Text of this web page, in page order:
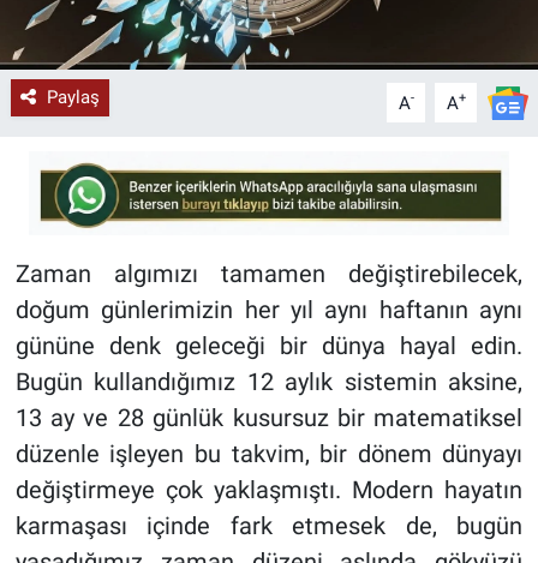
Paylaş A- A+
Zaman algımızı tamamen değiştirebilecek,
doğum günlerimizin her yıl aynı haftanın aynı
gününe denk geleceği bir dünya hayal edin.
Bugün kullandığımız 12 aylık sistemin aksine,
13 ay ve 28 günlük kusursuz bir matematiksel
düzenle işleyen bu takvim, bir dönem dünyayı
değiştirmeye çok yaklaşmıştı. Modern hayatın
karmaşası içinde fark etmesek de, bugün